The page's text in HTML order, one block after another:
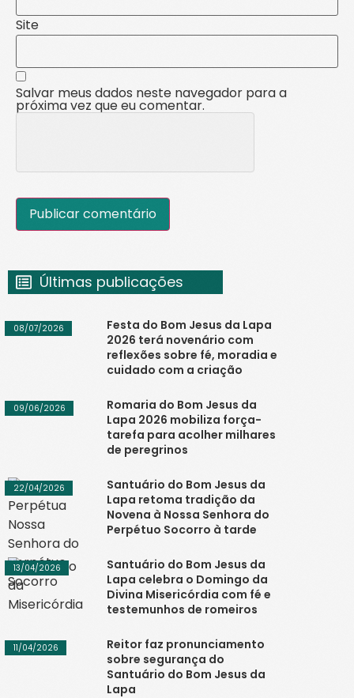
Site
Salvar meus dados neste navegador para a
próxima vez que eu comentar.
Últimas publicações
Festa do Bom Jesus da Lapa
2026 terá novenário com
reflexões sobre fé, moradia e
cuidado com a criação
08/07/2026
Romaria do Bom Jesus da
Lapa 2026 mobiliza força-
tarefa para acolher milhares
de peregrinos
09/06/2026
Santuário do Bom Jesus da
Lapa retoma tradição da
Novena à Nossa Senhora do
Perpétuo Socorro à tarde
22/04/2026
Santuário do Bom Jesus da
Lapa celebra o Domingo da
Divina Misericórdia com fé e
testemunhos de romeiros
13/04/2026
Reitor faz pronunciamento
sobre segurança do
Santuário do Bom Jesus da
Lapa
11/04/2026